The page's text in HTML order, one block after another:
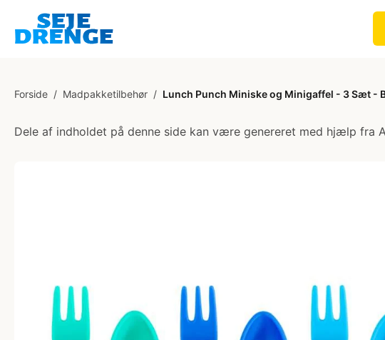
Forside / Madpakketilbehør / Lunch Punch Miniske og Minigaffel - 3 Sæt -
Dele af indholdet på denne side kan være genereret med hjælp fra